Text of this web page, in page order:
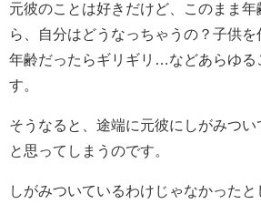
元彼のことは好きだけど、このまま年
ら、自分はどうなっちゃうの？子供
年齢だったらギリギリ…などあらゆる
す。
そうなると、途端に元彼にしがみつ
と思ってしまうのです。
しがみついているわけじゃなかったと